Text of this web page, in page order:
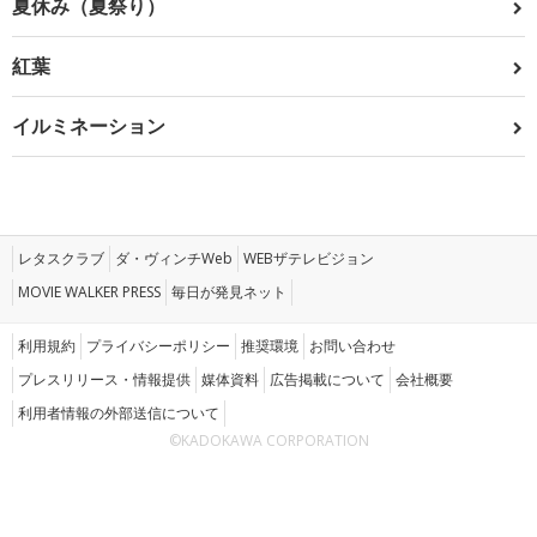
夏休み（夏祭り）
紅葉
イルミネーション
レタスクラブ ダ・ヴィンチWeb WEBザテレビジョン
MOVIE WALKER PRESS 毎日が発見ネット
利用規約 プライバシーポリシー 推奨環境 お問い合わせ
プレスリリース・情報提供 媒体資料 広告掲載について 会社概要
利用者情報の外部送信について
©KADOKAWA CORPORATION